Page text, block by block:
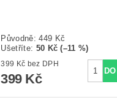
Původně:449 Kč
Ušetříte: 50 Kč (–11 %)
399 Kč bez DPH
399 Kč